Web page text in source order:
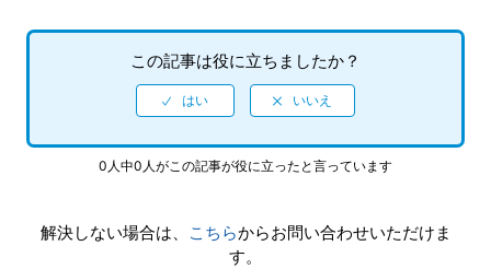
【PS5/龍が如く０ 誓いの場所 Director's Cut】ゲームが難し
いのですが、何かコツはありませんか
のデータ引き継ぎにて、引き継がれる要素と引き継がれない
【PS5/龍が如く０ 誓いの場所 Director's Cut】クリア後、2
周めができるモードはありますか
この記事は役に立ちましたか？
0人中0人がこの記事が役に立ったと言っています
解決しない場合は、 こちらからお問い合わせいただけま
す。